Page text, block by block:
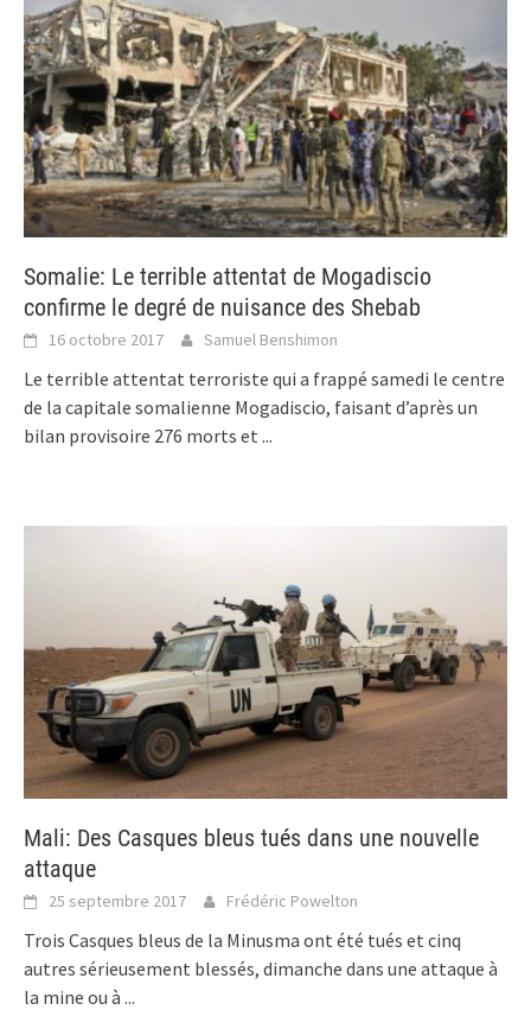
Somalie: Le terrible attentat de Mogadiscio
confirme le degré de nuisance des Shebab
16 octobre 2017 Samuel Benshimon
Le terrible attentat terroriste qui a frappé samedi le centre
de la capitale somalienne Mogadiscio, faisant d’après un
bilan provisoire 276 morts et ...
Mali: Des Casques bleus tués dans une nouvelle
attaque
25 septembre 2017 Frédéric Powelton
Trois Casques bleus de la Minusma ont été tués et cinq
autres sérieusement blessés, dimanche dans une attaque à
la mine ou à ...